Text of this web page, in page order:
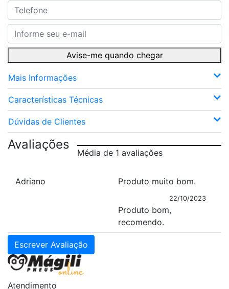
Avise-me quando chegar
Mais Informações
Características Técnicas
Dúvidas de Clientes
Avaliações
Média de 1 avaliações
Adriano Produto muito bom.
22/10/2023
Produto bom,
recomendo.
Escrever Avaliação
Atendimento